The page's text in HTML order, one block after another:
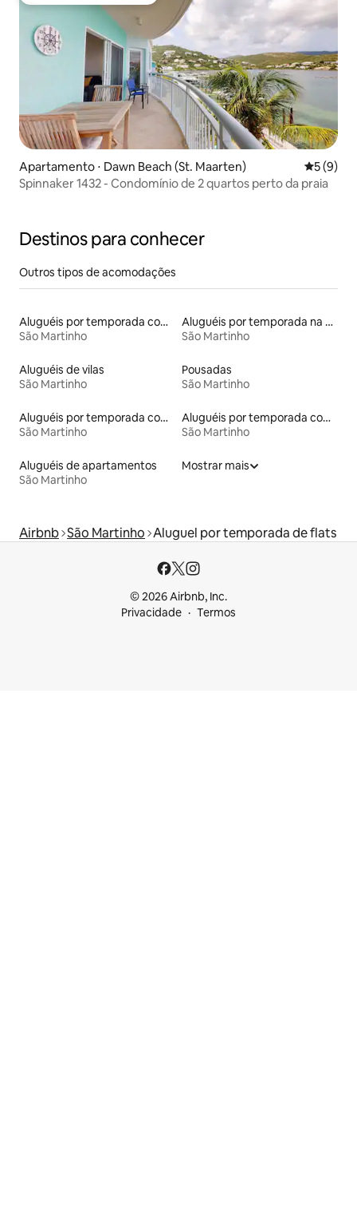
Apartamento ⋅ Dawn Beach (St. Maarten) 5 de
5 (9)
Spinnaker 1432 - Condomínio de 2 quartos perto da praia
Destinos para conhecer
Outros tipos de acomodações
Aluguéis por temporada com caiaque
São Martinho
Aluguéis por temporada na orla
São Martinho
Aluguéis de vilas
São Martinho
Pousadas
São Martinho
Aluguéis por temporada com banheira de hidromassagem
São Martinho
Aluguéis por temporada com sauna
São Martinho
Aluguéis de apartamentos
São Martinho
Mostrar mais
Airbnb São Martinho Aluguel por temporada de flats
© 2026 Airbnb, Inc.
Privacidade
Termos